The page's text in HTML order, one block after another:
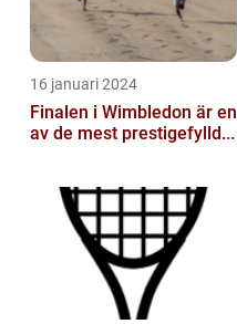
16 januari 2024
Finalen i Wimbledon är en
av de mest prestigefylld...